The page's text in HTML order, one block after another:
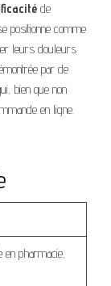
de
positionne comme
leurs douleurs
par de
bien que non
en ligne.
en pharmacie,